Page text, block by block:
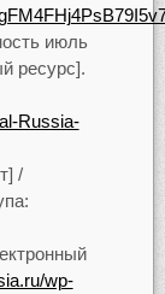
июль
ресурс].
Russia-
/
wp-